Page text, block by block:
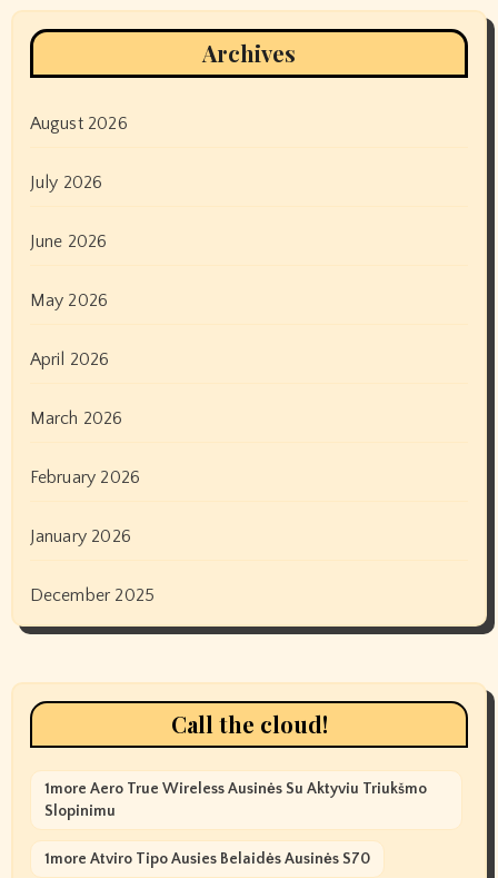
Archives
August 2026
July 2026
June 2026
May 2026
April 2026
March 2026
February 2026
January 2026
December 2025
Call the cloud!
1more Aero True Wireless Ausinės Su Aktyviu Triukšmo
Slopinimu
1more Atviro Tipo Ausies Belaidės Ausinės S70